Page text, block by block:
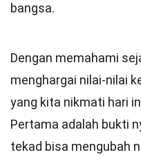
bangsa.
Dengan memahami
menghargai nilai-nilai
yang kita nikmati hari
Pertama adalah bukti
tekad bisa mengubah